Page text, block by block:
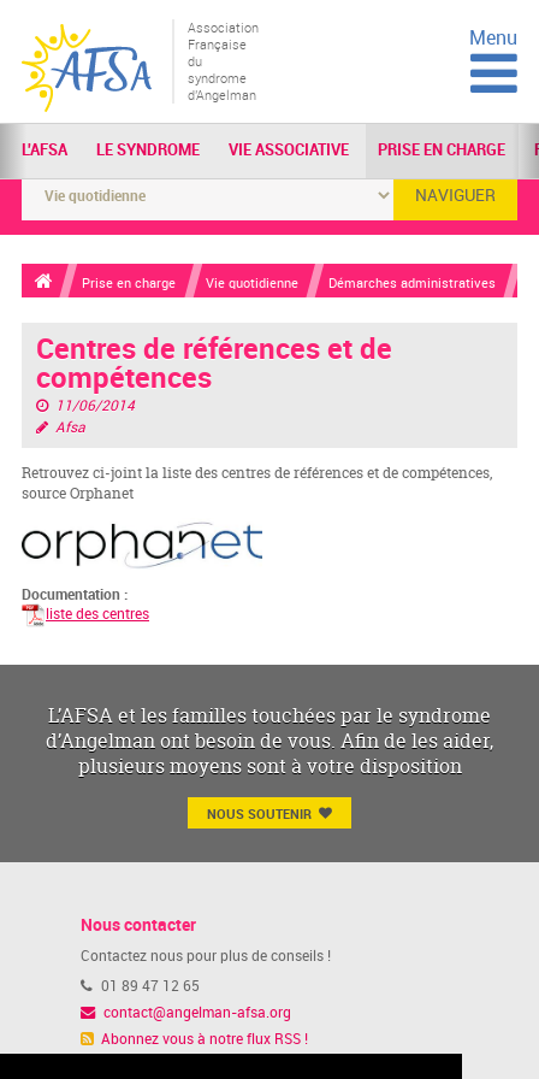
Association
Française
du
syndrome
d'Angelman
Menu
L'AFSA LE SYNDROME VIE ASSOCIATIVE PRISE EN CHARGE
NAVIGUER
Prise en charge Vie quotidienne Démarches administratives
Centres de références et de
compétences
11/06/2014
Afsa
Retrouvez ci-joint la liste des centres de références et de compétences,
source Orphanet
Documentation :
liste des centres
L’AFSA et les familles touchées par le syndrome
d’Angelman ont besoin de vous. Afin de les aider,
plusieurs moyens sont à votre disposition
NOUS SOUTENIR
Nous contacter
Contactez nous pour plus de conseils !
01 89 47 12 65
contact@angelman-afsa.org
Abonnez vous à notre flux RSS !